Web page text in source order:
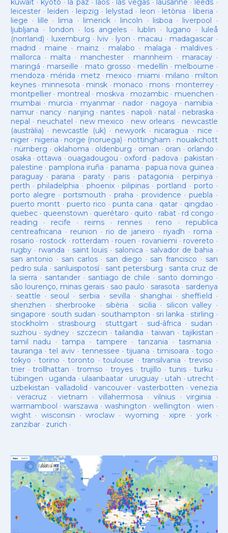
kuwait· kyoto · la paz · laos· las vegas· lausanne · leeds ·
leicester· leiden · leipzig · lelystad · leon · letònia · liberia ·
liege · lille · lima · limerick· lincoln · lisboa · liverpool ·
ljubljana · london · los angeles· lublin · lugano · luleå
(norrland) · luxemburg · lviv · lyon · macau · madagascar·
madrid · maine · mainz · malabo · malaga · maldives·
mallorca · malta · manchester· mannheim · maracay·
maringá · marseille · mato grosso · medellín · melbourne ·
mendoza · mérida · metz · mexico · miami · milano · milton
keynes· minnesota · minsk · monaco · mons · monterrey ·
montpellier· montreal · moskva · mozambic· muenchen ·
mumbai · murcia · myanmar· nador · nagoya · namibia ·
namur· nancy · nanjing · nantes · napoli · natal · nebraska ·
nepal · neuchatel · new mexico · new orleans· newcastle
(austràlia) · newcastle (uk) · newyork· nicaragua · nice ·
niger· nigeria · norge (noruega) · nottingham · nouakchott
· nürnberg · oklahoma · oldenburg · oman · oran · orlando ·
osaka · ottawa · ouagadougou · oxford ·padova ·pakistan ·
palestine · pamplona iruña · panama · papua nova guinea ·
paraguay· parana ·paraty · paris·patagonia · perpinya ·
perth ·philadelphia · phoenix·pilipinas ·portland · porto ·
porto alegre ·portsmouth ·praha · providence ·puebla ·
puerto montt· puerto rico ·punta cana · qatar · qingdao ·
quebec· queenstown · querétaro · quito · rabat · rd congo ·
reading · recife · reims· rennes · reno · republica
centreafricana · reunion · rio de janeiro · riyadh · roma ·
rosario · rostock · rotterdam · rouen · rovaniemi · rovereto ·
rugby· rwanda · saint louis · salonica · salvador de bahia ·
san antonio · san carlos· san diego · san francisco · san
pedro sula · sanluispotosí· sant petersburg · santa cruz de
la sierra · santander · santiago de chile · santo domingo ·
são lourenço, minas gerais · sao paulo · sarasota · sardenya
· seattle · seoul · serbia · sevilla · shanghai · sheffield ·
shenzhen · sherbrooke · sibèria · sicilia · silicon valley ·
singapore · south sudan · southampton · sri lanka · stirling ·
stockholm · strasbourg · stuttgart· sud-âfrica · sudan ·
suzhou · sydney · szczecin ·tailandia ·taiwan · tajikistan ·
tamil nadu ·tampa · tampere · tanzania ·tasmania ·
tauranga ·tel aviv· tennessee ·tijuana ·timisoara ·togo ·
tokyo ·torino ·toronto ·toulouse ·transilvania ·treviso ·
trier· trollhattan · tromso · troyes·trujillo ·tunis ·turku ·
tübingen · uganda · ulaanbaatar · uruguay · utah · utrecht ·
uzbekistan · valladolid · vancouver· vasterbotten · venezia
· veracruz · vietnam · villahermosa ·vilnius ·virginia ·
warrnambool ·warszawa ·washington · wellington · wien ·
wight· wisconsin ·wroclaw · wyoming ·xipre · york·
zanzibar· zurich ·